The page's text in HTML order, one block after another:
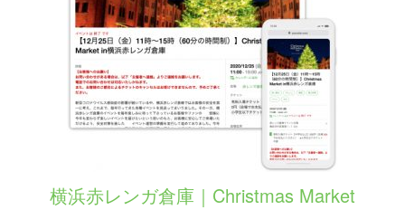
横浜赤レンガ倉庫｜Christmas Market